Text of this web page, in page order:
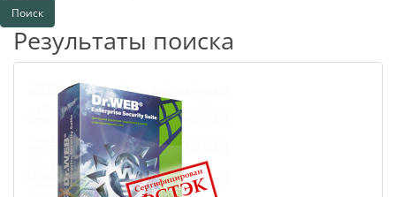
Результаты поиска